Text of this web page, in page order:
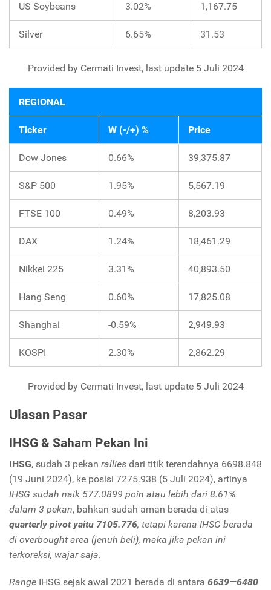
US Soybeans 3.02% 1,167.75
Silver 6.65% 31.53
Provided by Cermati Invest, last update 5 Juli 2024
REGIONAL
Ticker W (-/+) % Price
Dow Jones 0.66% 39,375.87
S&P 500 1.95% 5,567.19
FTSE 100 0.49% 8,203.93
DAX 1.24% 18,461.29
Nikkei 225 3.31% 40,893.50
Hang Seng 0.60% 17,825.08
Shanghai -0.59% 2,949.93
KOSPI 2.30% 2,862.29
Provided by Cermati Invest, last update 5 Juli 2024
Ulasan Pasar
IHSG & Saham Pekan Ini
IHSG, sudah 3 pekan rallies dari titik terendahnya 6698.848
(19 Juni 2024), ke posisi 7275.938 (5 Juli 2024), artinya
IHSG sudah naik 577.0899 poin atau lebih dari 8.61%
dalam 3 pekan, bahkan sudah aman berada di atas
quarterly pivot yaitu 7105.776, tetapi karena IHSG berada
di overbought area (jenuh beli), maka jika pekan ini
terkoreksi, wajar saja.
Range IHSG sejak awal 2021 berada di antara 6639—6480